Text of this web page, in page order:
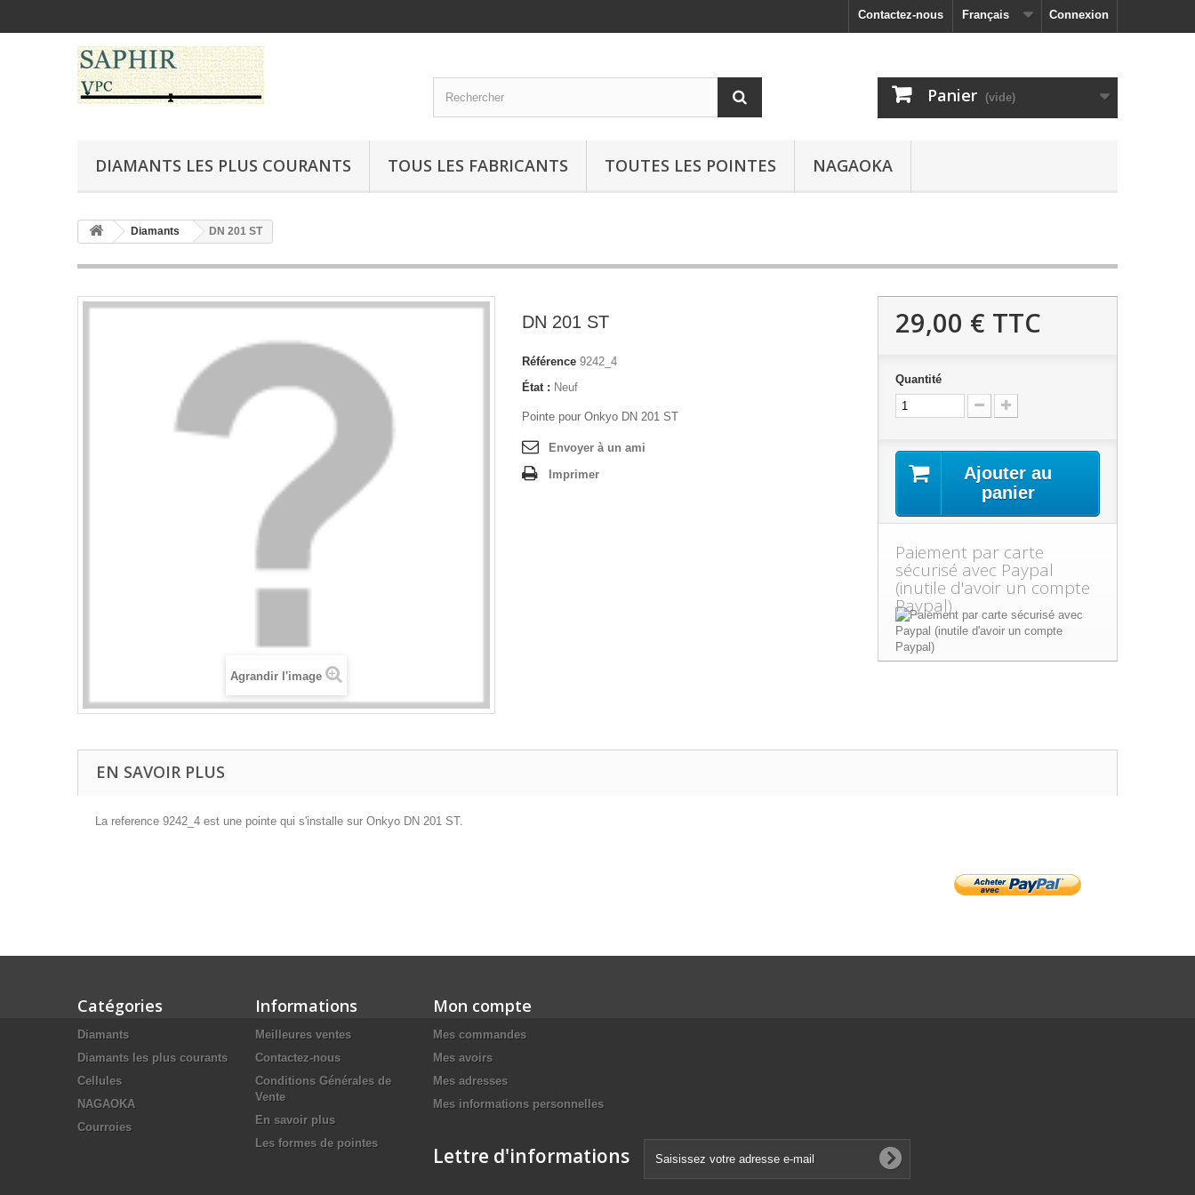
Connexion
Français
Contactez-nous
Panier (vide)
DIAMANTS LES PLUS COURANTS TOUS LES FABRICANTS TOUTES LES POINTES NAGAOKA
Diamants DN 201 ST
Agrandir l'image
DN 201 ST
Référence 9242_4
État : Neuf
Pointe pour Onkyo DN 201 ST
Envoyer à un ami
Imprimer
29,00 € TTC
Quantité
Ajouter au
panier
Paiement par carte
sécurisé avec Paypal
(inutile d'avoir un compte
Paypal)
EN SAVOIR PLUS
La reference 9242_4 est une pointe qui s'installe sur Onkyo DN 201 ST.
Catégories
Diamants
Diamants les plus courants
Cellules
NAGAOKA
Courroies
Informations
Meilleures ventes
Contactez-nous
Conditions Générales de
Vente
En savoir plus
Les formes de pointes
Mon compte
Mes commandes
Mes avoirs
Mes adresses
Mes informations personnelles
Lettre d'informations